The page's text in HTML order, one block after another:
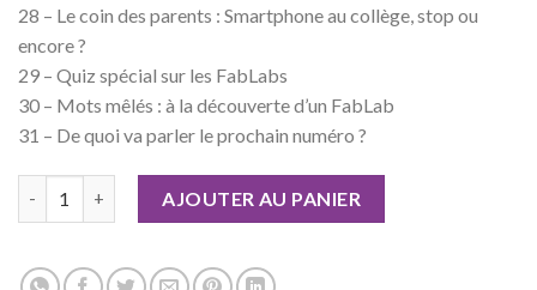
28 – Le coin des parents : Smartphone au collège, stop ou
encore ?
29 – Quiz spécial sur les FabLabs
30 – Mots mêlés : à la découverte d’un FabLab
31 – De quoi va parler le prochain numéro ?
AJOUTER AU PANIER